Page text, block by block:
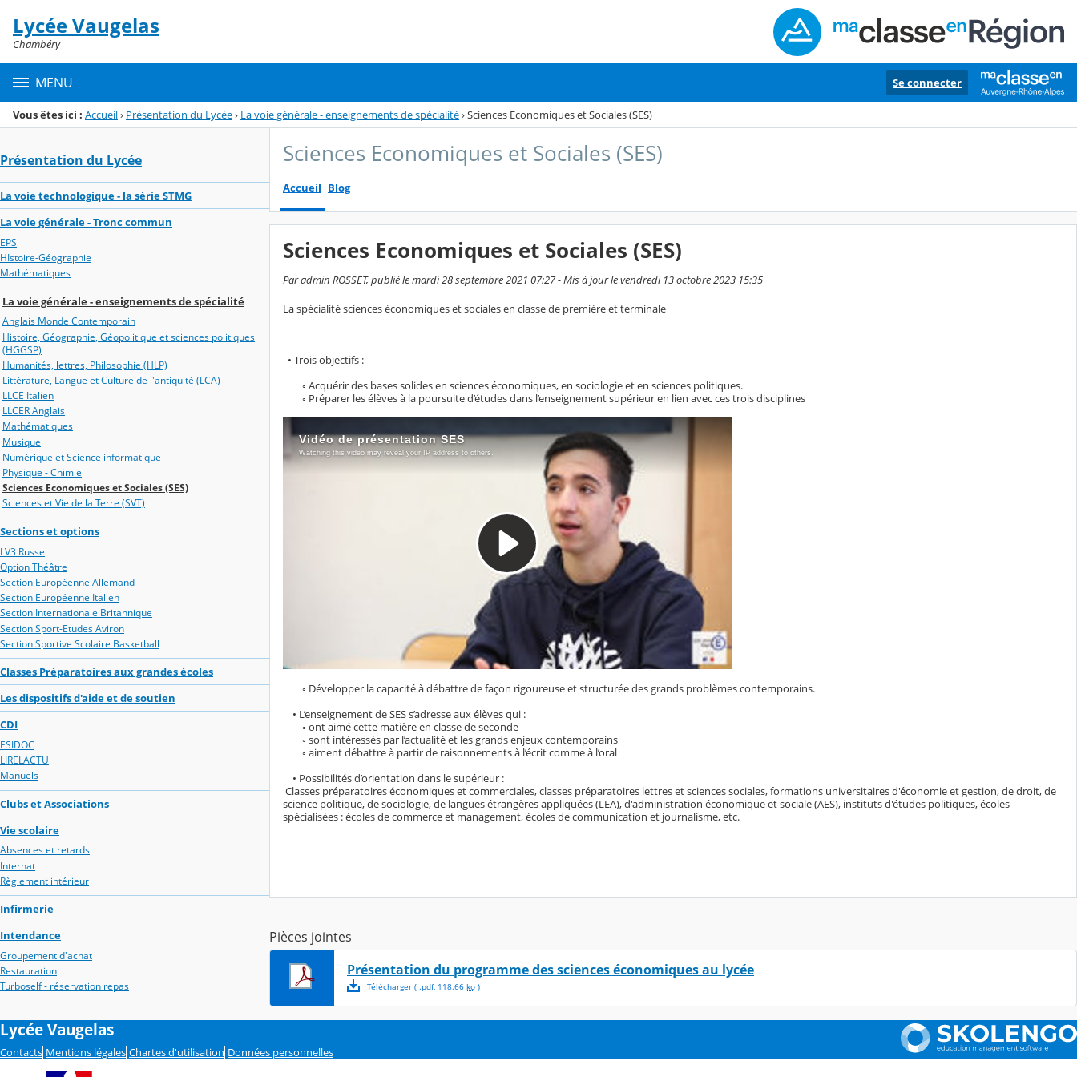
Menu de la rubrique
Contenu
Lycée Vaugelas
Chambéry
MENU Se connecter
Vous êtes ici : Accueil› Présentation du Lycée› La voie générale - enseignements de spécialité›Sciences Economiques et Sociales (SES)
Présentation du Lycée
La voie technologique - la série STMG
La voie générale - Tronc commun
EPS
HIstoire-Géographie
Mathématiques
La voie générale - enseignements de spécialité
Anglais Monde Contemporain
Histoire, Géographie, Géopolitique et sciences politiques
(HGGSP)
Humanités, lettres, Philosophie (HLP)
Littérature, Langue et Culture de l'antiquité (LCA)
LLCE Italien
LLCER Anglais
Mathématiques
Musique
Numérique et Science informatique
Physique - Chimie
Sciences Economiques et Sociales (SES)
Sciences et Vie de la Terre (SVT)
Sections et options
LV3 Russe
Option Théâtre
Section Européenne Allemand
Section Européenne Italien
Section Internationale Britannique
Section Sport-Etudes Aviron
Section Sportive Scolaire Basketball
Classes Préparatoires aux grandes écoles
Les dispositifs d'aide et de soutien
CDI
ESIDOC
LIRELACTU
Manuels
Clubs et Associations
Vie scolaire
Absences et retards
Internat
Règlement intérieur
Infirmerie
Intendance
Groupement d'achat
Restauration
Turboself - réservation repas
Sciences Economiques et Sociales (SES)
Accueil Blog
Sciences Economiques et Sociales (SES)
Par admin ROSSET, publié le mardi 28 septembre 2021 07:27 - Mis à jour le vendredi 13 octobre 2023 15:35
La spécialité sciences économiques et sociales en classe de première et terminale
• Trois objectifs :
◦ Acquérir des bases solides en sciences économiques, en sociologie et en sciences politiques.
◦ Préparer les élèves à la poursuite d’études dans l’enseignement supérieur en lien avec ces trois disciplines
◦ Développer la capacité à débattre de façon rigoureuse et structurée des grands problèmes contemporains.
• L’enseignement de SES s’adresse aux élèves qui :
◦ ont aimé cette matière en classe de seconde
◦ sont intéressés par l’actualité et les grands enjeux contemporains
◦ aiment débattre à partir de raisonnements à l’écrit comme à l’oral
• Possibilités d’orientation dans le supérieur :
Classes préparatoires économiques et commerciales, classes préparatoires lettres et sciences sociales, formations universitaires d'économie et gestion, de droit, de
science politique, de sociologie, de langues étrangères appliquées (LEA), d'administration économique et sociale (AES), instituts d'études politiques, écoles
spécialisées : écoles de commerce et management, écoles de communication et journalisme, etc.
Pièces jointes
Présentation du programme des sciences économiques au lycée
Télécharger( .pdf, 118.66 ko)
Lycée Vaugelas
Contacts Mentions légales Chartes d'utilisation Données personnelles